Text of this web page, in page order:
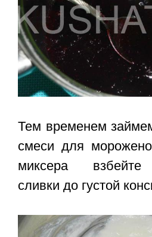
Тем временем
смеси для
миксера
сливки до густой